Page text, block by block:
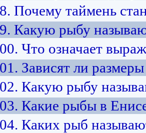
Почему таймень
Какую рыбу
Что означает
Зависят ли
Какую рыбу
Какие рыбы в
Каких рыб